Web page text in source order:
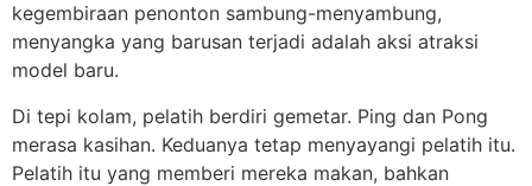
kegembiraan penonton sambung-menyambung,
menyangka yang barusan terjadi adalah aksi atraksi
model baru.
Di tepi kolam, pelatih berdiri gemetar. Ping dan Pong
merasa kasihan. Keduanya tetap menyayangi pelatih itu.
Pelatih itu yang memberi mereka makan, bahkan